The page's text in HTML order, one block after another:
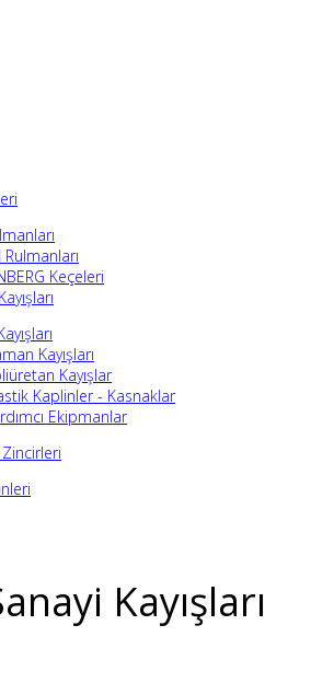
Rulmanları
Keçeleri
Kayışları
Kayışlar
Kaplinler - Kasnaklar
Ekipmanlar
Zincirleri
Kayışları